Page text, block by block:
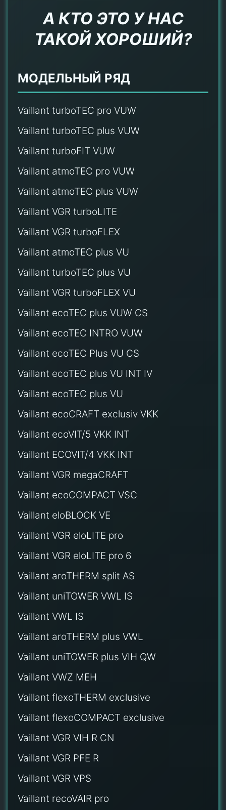
А КТО ЭТО У НАС
ТАКОЙ ХОРОШИЙ?
МОДЕЛЬНЫЙ РЯД
Vaillant turboTEC pro VUW
Vaillant turboTEC plus VUW
Vaillant turboFIT VUW
Vaillant atmoTEC pro VUW
Vaillant atmoTEC plus VUW
Vaillant VGR turboLITE
Vaillant VGR turboFLEX
Vaillant atmoTEC plus VU
Vaillant turboTEC plus VU
Vaillant VGR turboFLEX VU
Vaillant ecoTEC plus VUW CS
Vaillant ecoTEC INTRO VUW
Vaillant ecoTEC Plus VU CS
Vaillant ecoTEC plus VU INT IV
Vaillant ecoTEC plus VU
Vaillant ecoCRAFT exclusiv VKK
Vaillant ecoVIT/5 VKK INT
Vaillant ECOVIT/4 VKK INT
Vaillant VGR megaCRAFT
Vaillant ecoCOMPACT VSC
Vaillant eloBLOCK VE
Vaillant VGR eloLITE pro
Vaillant VGR eloLITE pro 6
Vaillant aroTHERM split AS
Vaillant uniTOWER VWL IS
Vaillant VWL IS
Vaillant aroTHERM plus VWL
Vaillant uniTOWER plus VIH QW
Vaillant VWZ MEH
Vaillant flexoTHERM exclusive
Vaillant flexoCOMPACT exclusive
Vaillant VGR VIH R CN
Vaillant VGR PFE R
Vaillant VGR VPS
Vaillant recoVAIR pro